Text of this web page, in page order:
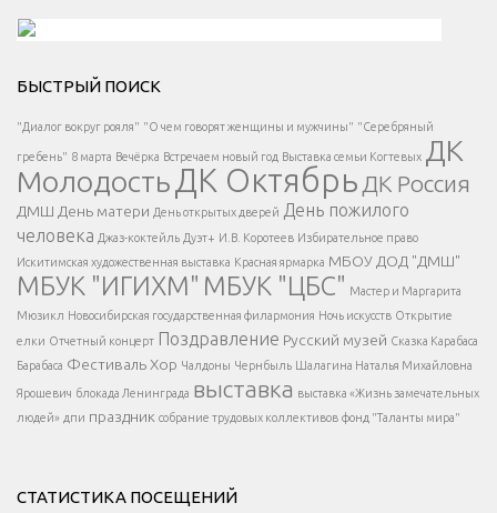
Есть вопрос?
Напишите нам
</span >
Написать
</button >
</div >
</div > </div >
БЫСТРЫЙ ПОИСК
"Диалог вокруг рояля" "О чем говорят женщины и мужчины" "Серебряный
гребень" 8 марта Вечёрка Встречаем новый год Выставка семьи Когтевых ДК
МолодостьДК Октябрь ДК Россия
ДМШ День матери День открытых дверей День пожилого
человека Джаз-коктейль Дуэт+ И.В. Коротеев Избирательное право
Искитимская художественная выставка Красная ярмарка МБОУ ДОД "ДМШ"
МБУК "ИГИХМ" МБУК "ЦБС" Мастер и Маргарита
Мюзикл Новосибирская государственная филармония Ночь искусств Открытие
елки Отчетный концерт Поздравление Русский музей Сказка Карабаса
Барабаса Фестиваль Хор Чалдоны Чернбыль Шалагина Наталья Михайловна
Ярошевич блокада Ленинграда выставка выставка «Жизнь замечательных
людей» дпи праздник собрание трудовых коллективов фонд "Таланты мира"
СТАТИСТИКА ПОСЕЩЕНИЙ